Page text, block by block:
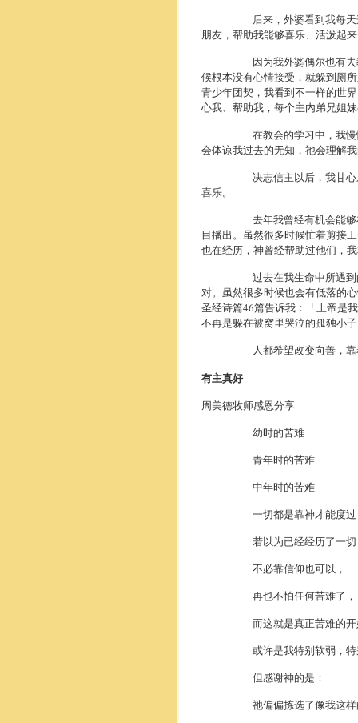
后来， 外婆看到我每
朋友， 帮助我能够喜乐、活泼起
因为我外婆偶尔也有去
候根本没有心情接受， 就躲到厕
青少年团契， 我看到不一样的世
心我、 帮助我，每个主内弟兄姐
在教会的学习中， 我
会体谅我过去的无知， 祂会理解
决志信主以后， 我甘
喜乐。
去年我曾经有机会能够
目播出。虽然很多时候忙着剪接
也在经历，神曾经帮助过他们，
过去在我生命中所遇到
对。虽然很多时候也会有低落的
圣经诗篇46篇告诉我：「上帝是
不再是躲在被窝里哭泣的孤独小
人都希望改变向善，靠
有主真好
周美德牧师感恩分享
幼时的苦难
青年时的苦难
中年时的苦难
一切都是靠神才能度过
若以为已经经历了一切
不必靠信仰也可以，
再也不怕任何苦难了，
而这就是真正苦难的开
或许是我特别软弱，
但感谢神的是：
祂偏偏拣选了像我这样